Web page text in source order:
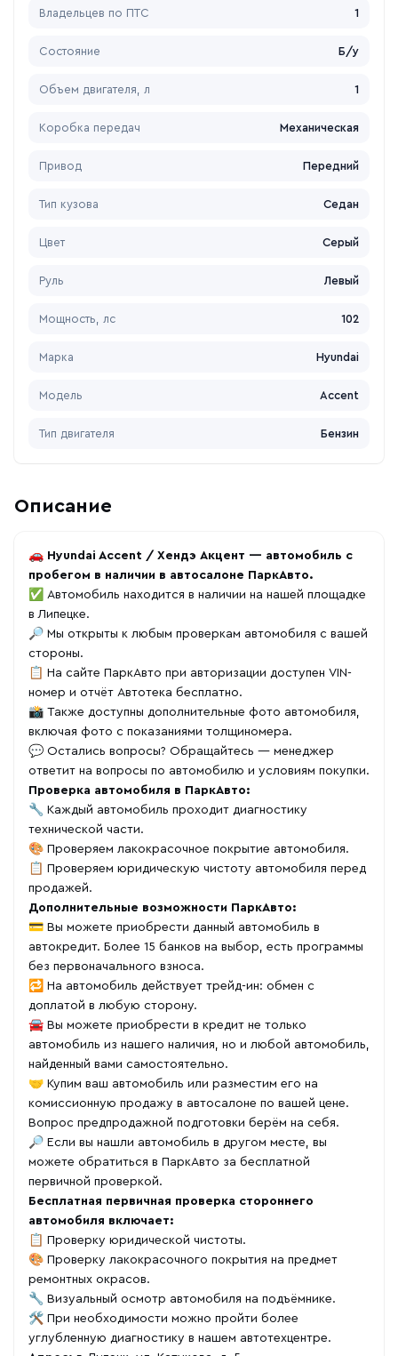
Владельцев по ПТС 1
Состояние Б/у
Объем двигателя, л 1
Коробка передач Механическая
Привод Передний
Тип кузова Седан
Цвет Серый
Руль Левый
Мощность, лс 102
Марка Hyundai
Модель Accent
Тип двигателя Бензин
Описание
🚗 Hyundai Accent / Хендэ Акцент — автомобиль с
пробегом в наличии в автосалоне ПаркАвто.
✅ Автомобиль находится в наличии на нашей площадке
в Липецке.
🔎 Мы открыты к любым проверкам автомобиля с вашей
стороны.
📋 На сайте ПаркАвто при авторизации доступен VIN-
номер и отчёт Автотека бесплатно.
📸 Также доступны дополнительные фото автомобиля,
включая фото с показаниями толщиномера.
💬 Остались вопросы? Обращайтесь — менеджер
ответит на вопросы по автомобилю и условиям покупки.
Проверка автомобиля в ПаркАвто:
🔧 Каждый автомобиль проходит диагностику
технической части.
🎨 Проверяем лакокрасочное покрытие автомобиля.
📋 Проверяем юридическую чистоту автомобиля перед
продажей.
Дополнительные возможности ПаркАвто:
💳 Вы можете приобрести данный автомобиль в
автокредит. Более 15 банков на выбор, есть программы
без первоначального взноса.
🔁 На автомобиль действует трейд-ин: обмен с
доплатой в любую сторону.
🚘 Вы можете приобрести в кредит не только
автомобиль из нашего наличия, но и любой автомобиль,
найденный вами самостоятельно.
🤝 Купим ваш автомобиль или разместим его на
комиссионную продажу в автосалоне по вашей цене.
Вопрос предпродажной подготовки берём на себя.
🔎 Если вы нашли автомобиль в другом месте, вы
можете обратиться в ПаркАвто за бесплатной
первичной проверкой.
Бесплатная первичная проверка стороннего
автомобиля включает:
📋 Проверку юридической чистоты.
🎨 Проверку лакокрасочного покрытия на предмет
ремонтных окрасов.
🔧 Визуальный осмотр автомобиля на подъёмнике.
🛠 При необходимости можно пройти более
углубленную диагностику в нашем автотехцентре.